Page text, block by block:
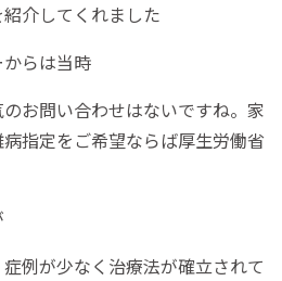
紹介してくれました
らは当時
のお問い合わせはないですね。家
指定をご希望ならば厚生労働省
例が少なく治療法が確立されて